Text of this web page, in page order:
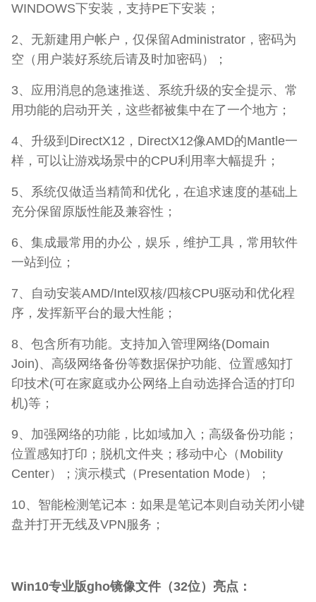
WINDOWS下安装，支持PE下安装；
2、无新建用户帐户，仅保留Administrator，密码为
空（用户装好系统后请及时加密码）；
3、应用消息的急速推送、系统升级的安全提示、常
用功能的启动开关，这些都被集中在了一个地方；
4、升级到DirectX12，DirectX12像AMD的Mantle一
样，可以让游戏场景中的CPU利用率大幅提升；
5、系统仅做适当精简和优化，在追求速度的基础上
充分保留原版性能及兼容性；
6、集成最常用的办公，娱乐，维护工具，常用软件
一站到位；
7、自动安装AMD/Intel双核/四核CPU驱动和优化程
序，发挥新平台的最大性能；
8、包含所有功能。支持加入管理网络(Domain
Join)、高级网络备份等数据保护功能、位置感知打
印技术(可在家庭或办公网络上自动选择合适的打印
机)等；
9、加强网络的功能，比如域加入；高级备份功能；
位置感知打印；脱机文件夹；移动中心（Mobility
Center）；演示模式（Presentation Mode）；
10、智能检测笔记本：如果是笔记本则自动关闭小键
盘并打开无线及VPN服务；
Win10专业版gho镜像文件（32位）亮点：